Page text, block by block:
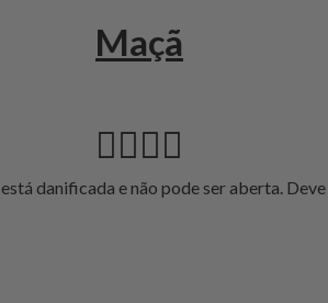
Maçã
👆🏻👆🏻
danificada e não pode ser aberta.